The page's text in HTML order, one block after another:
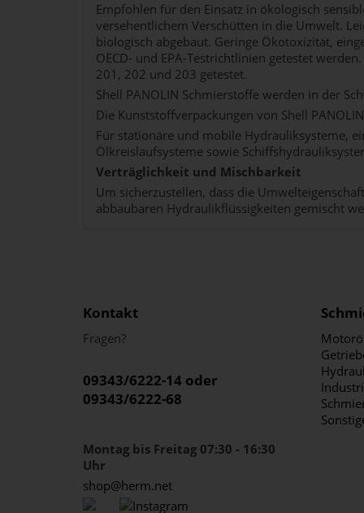
Empfohlen für den Einsatz in ökologisch
versehentlichem Verschütten in die Umwelt.
biologisch abgebaut. Geringe Ökotoxizität,
OECD- und EPA-Testrichtlinien getestet
201, 202 und 203 getestet.
Shell PANOLIN Schmierstoffe werden in der
Die Kunststoffverpackungen von Shell
Für stationäre und mobile Hydrauliksysteme,
Ölkreislaufsysteme sowie
Verträglichkeit und Mischbarkeit
Um sicherzustellen, dass die
abbaubaren Hydraulikflüssigkeiten gemischt
Kontakt
Fragen?
09343/6222-14 oder
09343/6222-68
Montag bis Freitag 07:30 - 16:30
Uhr
shop@herm.net